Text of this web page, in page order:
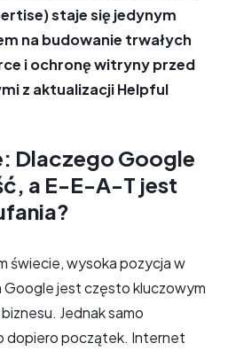
staje się jedynym
na budowanie trwałych
i ochronę witryny przed
z aktualizacji Helpful
Dlaczego Google
a E-E-A-T jest
świecie, wysoka pozycja w
Google jest często kluczowym
Jednak samo
dopiero początek. Internet